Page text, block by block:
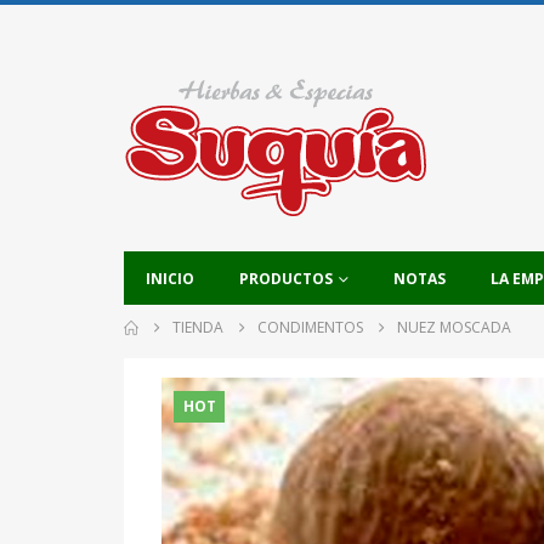
INICIO PRODUCTOS NOTAS LA
TIENDA CONDIMENTOS NUEZ MOSCADA
HOT